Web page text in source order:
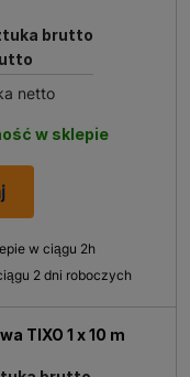
brutto
netto
w sklepie
w ciągu 2h
2 dni roboczych
TIXO 1 x 10 m